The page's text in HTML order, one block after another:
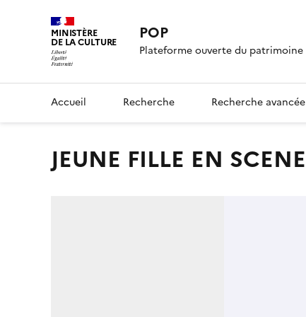
MINISTÈRE
DE LA CULTURE POP
Plateforme ouverte du patrimoine
Accueil Recherche Recherche avancée
JEUNE FILLE EN SCENE